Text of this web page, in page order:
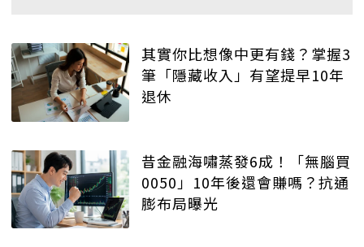
其實你比想像中更有錢？掌握3
筆「隱藏收入」有望提早10年
退休
昔金融海嘯蒸發6成！「無腦買
0050」10年後還會賺嗎？抗通
膨布局曝光